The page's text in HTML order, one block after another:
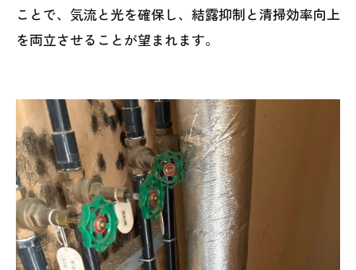
ことで、気流と光を確保し、結露抑制と清掃効率向上
を両立させることが望まれます。